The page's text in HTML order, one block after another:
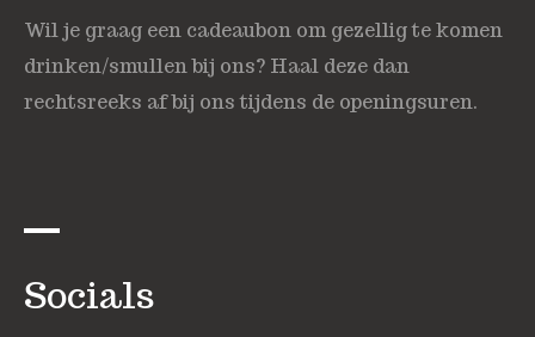
Wil je graag een cadeaubon om gezellig te komen
drinken/smullen bij ons? Haal deze dan
rechtsreeks af bij ons tijdens de openingsuren.
Socials